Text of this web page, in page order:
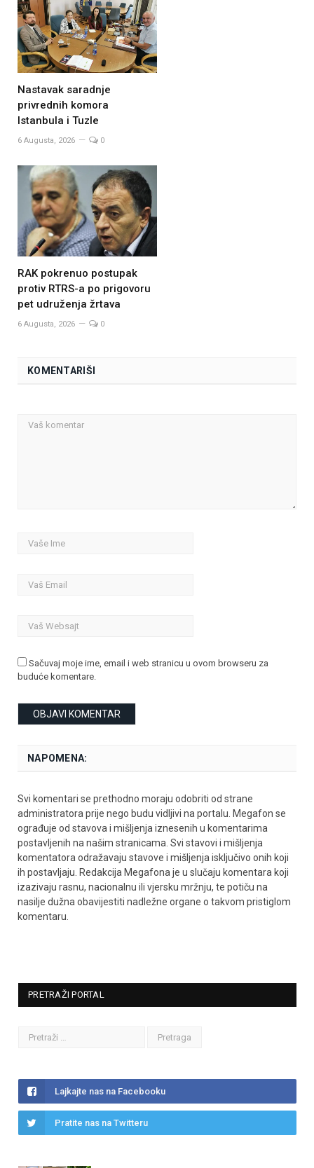
Nastavak saradnje
privrednih komora
Istanbula i Tuzle
6 Augusta, 2026 0
RAK pokrenuo postupak
protiv RTRS-a po prigovoru
pet udruženja žrtava
6 Augusta, 2026 0
KOMENTARIŠI
Sačuvaj moje ime, email i web stranicu u ovom browseru za
buduće komentare.
NAPOMENA:
Svi komentari se prethodno moraju odobriti od strane
administratora prije nego budu vidljivi na portalu. Megafon se
ograđuje od stavova i mišljenja iznesenih u komentarima
postavljenih na našim stranicama. Svi stavovi i mišljenja
komentatora odražavaju stavove i mišljenja isključivo onih koji
ih postavljaju. Redakcija Megafona je u slučaju komentara koji
izazivaju rasnu, nacionalnu ili vjersku mržnju, te potiču na
nasilje dužna obavijestiti nadležne organe o takvom pristiglom
komentaru.
PRETRAŽI PORTAL
Lajkajte nas na Facebooku
Pratite nas na Twitteru